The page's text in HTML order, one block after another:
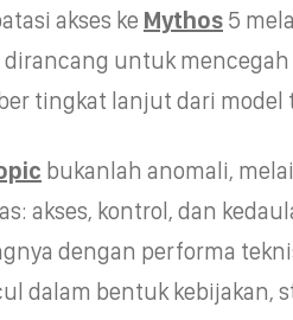
akses ke Mythos5
untuk
tingkat lanjut dari model
bukanlah anomali,
akses, kontrol, dan
dengan performa
dalam bentuk kebijakan,